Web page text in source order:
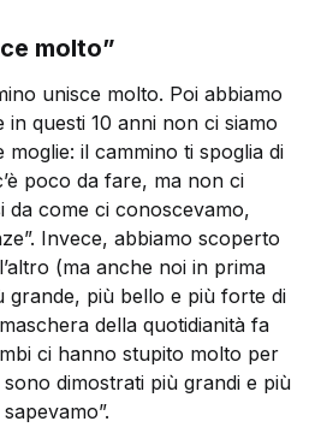
molto”
unisce molto. Poi abbiamo
questi 10 anni non ci siamo
moglie: il cammino ti spoglia di
poco da fare, ma non ci
da come ci conoscevamo,
Invece, abbiamo scoperto
(ma anche noi in prima
grande, più bello e più forte di
della quotidianità fa
ci hanno stupito molto per
dimostrati più grandi e più